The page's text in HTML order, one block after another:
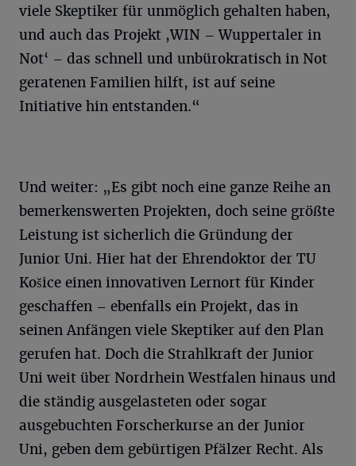
viele Skeptiker für unmöglich gehalten haben,
und auch das Projekt ,WIN – Wuppertaler in
Not‘ – das schnell und unbürokratisch in Not
geratenen Familien hilft, ist auf seine
Initiative hin entstanden.“
Und weiter: „Es gibt noch eine ganze Reihe an
bemerkenswerten Projekten, doch seine größte
Leistung ist sicherlich die Gründung der
Junior Uni. Hier hat der Ehrendoktor der TU
Košice einen innovativen Lernort für Kinder
geschaffen – ebenfalls ein Projekt, das in
seinen Anfängen viele Skeptiker auf den Plan
gerufen hat. Doch die Strahlkraft der Junior
Uni weit über Nordrhein Westfalen hinaus und
die ständig ausgelasteten oder sogar
ausgebuchten Forscherkurse an der Junior
Uni, geben dem gebürtigen Pfälzer Recht. Als